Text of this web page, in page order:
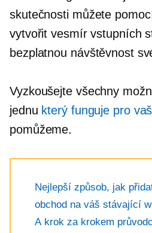
skutečnosti můžete
vytvořit vesmír vstupních
bezplatnou návštěvnost
Vyzkoušejte všechny
jednu který funguje pro
pomůžeme.
Nejlepší způsob, jak
obchod na váš stávající
A krok za krokem